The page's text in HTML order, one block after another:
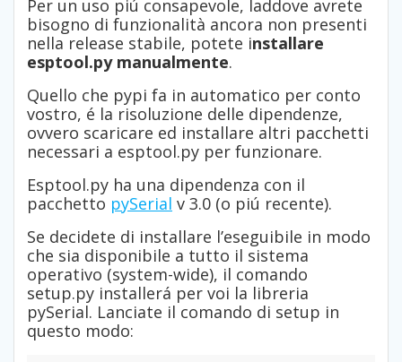
Per un uso piú consapevole, laddove avrete
bisogno di funzionalità ancora non presenti
nella release stabile, potete installare
esptool.py manualmente.
Quello che pypi fa in automatico per conto
vostro, é la risoluzione delle dipendenze,
ovvero scaricare ed installare altri pacchetti
necessari a esptool.py per funzionare.
Esptool.py ha una dipendenza con il
pacchetto pySerial v 3.0 (o piú recente).
Se decidete di installare l’eseguibile in modo
che sia disponibile a tutto il sistema
operativo (system-wide), il comando
setup.py installerá per voi la libreria
pySerial. Lanciate il comando di setup in
questo modo: